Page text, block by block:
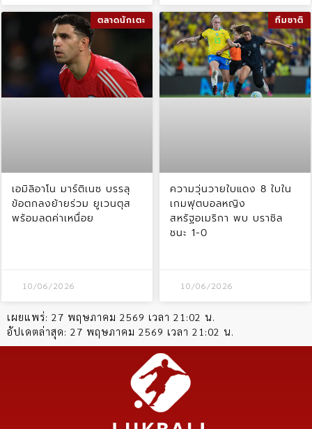
ตลาดนักเตะ
เอมิลิอาโน มาร์ติเนซ บรรลุ
ข้อตกลงย้ายร่วม ยูเวนตุส
พร้อมลดค่าเหนื่อย
10/06/2026
ทีมชาติ
ความวุ่นวายใบแดง 8 ใบใน
เกมฟุตบอลหญิง
สหรัฐอเมริกา พบ บราซิล
ชนะ 1-0
10/06/2026
เผยแพร่: 27 พฤษภาคม 2569 เวลา 21:02 น.
อัปเดตล่าสุด: 27 พฤษภาคม 2569 เวลา 21:02 น.